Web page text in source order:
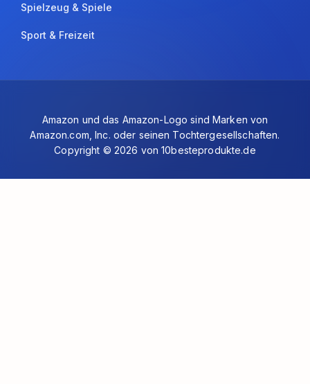
Spielzeug & Spiele
Sport & Freizeit
Amazon und das Amazon-Logo sind Marken von
Amazon.com, Inc. oder seinen Tochtergesellschaften.
Copyright © 2026 von 10besteprodukte.de